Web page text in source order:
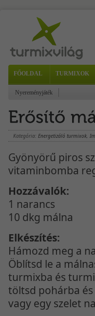
FŐOLDAL TURMIXOK
Nyereményjáték
Kategória: Energetizáló turmixok,
Gyönyörű piros
vitaminbomba
Hozzávalók:
1 narancs
10 dkg málna
Elkészítés:
Hámozd meg a
Öblítsd le a
turmixba és
töltsd pohárba
vagy egy szelet